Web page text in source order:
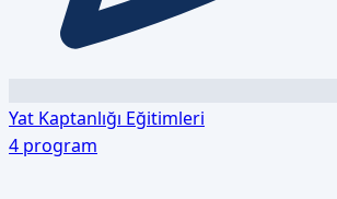
Yat Kaptanlığı Eğitimleri
4 program